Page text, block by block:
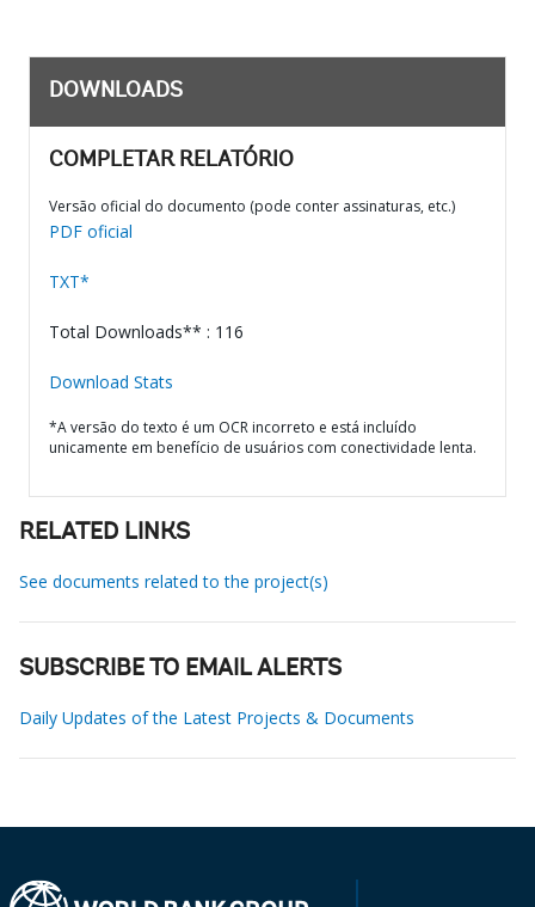
DOWNLOADS
COMPLETAR RELATÓRIO
Versão oficial do documento (pode conter assinaturas, etc.)
PDF oficial
TXT*
Total Downloads** : 116
Download Stats
*A versão do texto é um OCR incorreto e está incluído
unicamente em benefício de usuários com conectividade lenta.
RELATED LINKS
See documents related to the project(s)
SUBSCRIBE TO EMAIL ALERTS
Daily Updates of the Latest Projects & Documents